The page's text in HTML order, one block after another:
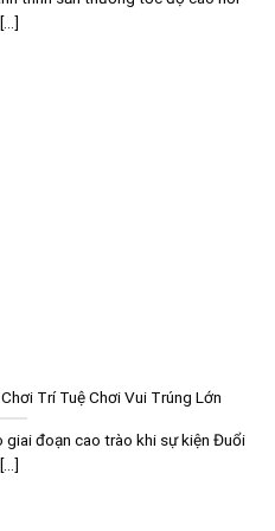
[...]
Trí Tuệ Chơi Vui Trúng Lớn
giai đoạn cao trào khi sự kiện Đuổi
[...]